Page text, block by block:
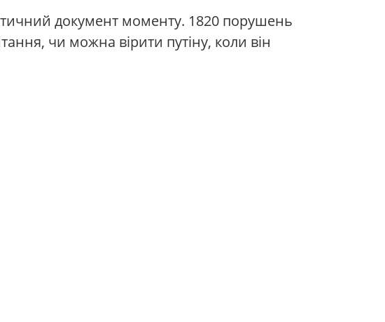
документ моменту. 1820 порушень
чи можна вірити путіну, коли він